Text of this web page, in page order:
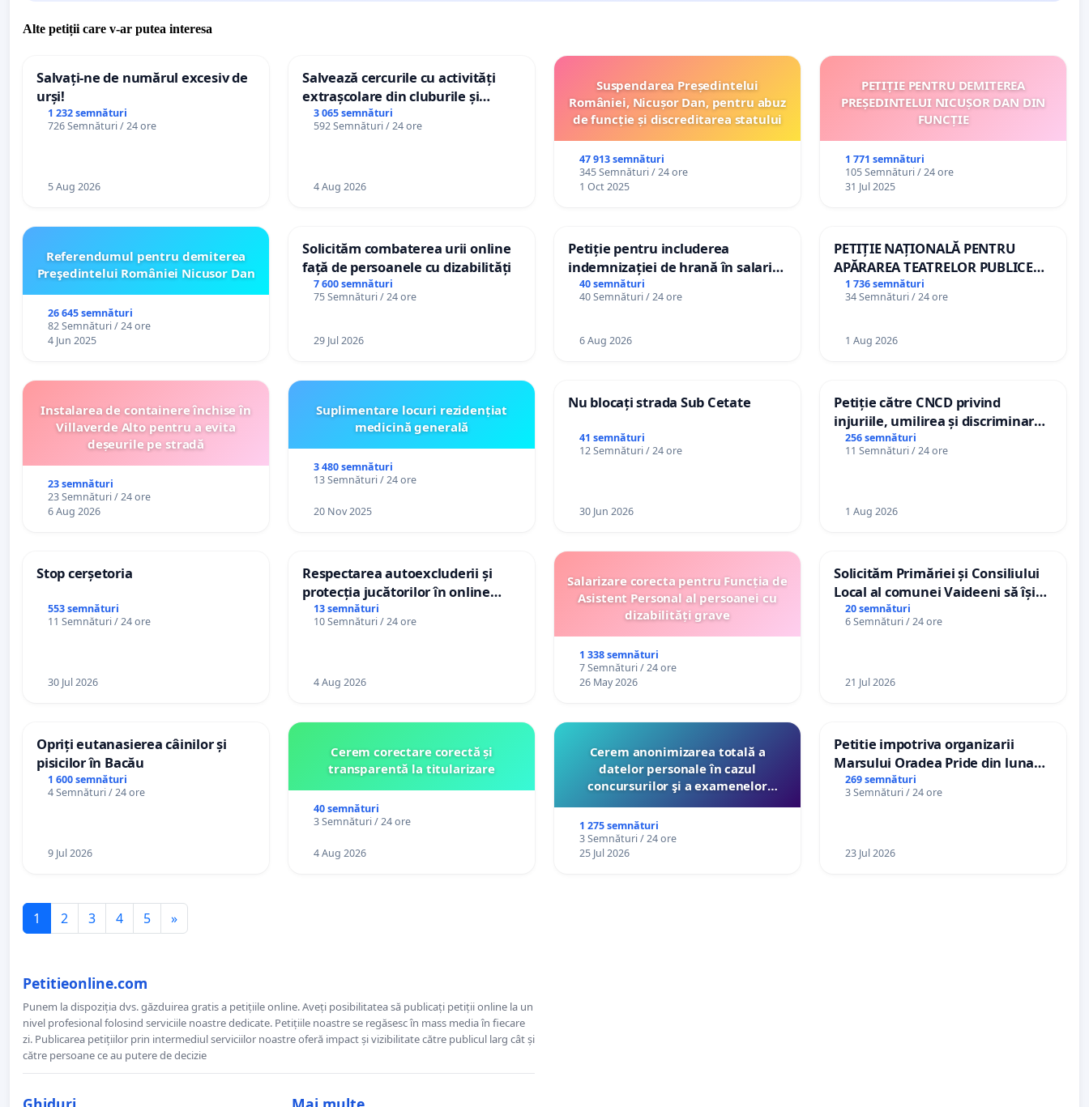
Alte petiții care v-ar putea interesa
Salvați-ne de numărul excesiv de
urși!
1 232 semnături
726 Semnături / 24 ore
5 Aug 2026
Salvează cercurile cu activități
extrașcolare din cluburile și
palatele copiilor
3 065 semnături
592 Semnături / 24 ore
4 Aug 2026
Suspendarea Președintelui
României, Nicușor Dan, pentru abuz
de funcție și discreditarea statului
47 913 semnături
345 Semnături / 24 ore
1 Oct 2025
PETIȚIE PENTRU DEMITEREA
PREȘEDINTELUI NICUȘOR DAN DIN
FUNCȚIE
1 771 semnături
105 Semnături / 24 ore
31 Jul 2025
Referendumul pentru demiterea
Preşedintelui României Nicusor Dan
26 645 semnături
82 Semnături / 24 ore
4 Jun 2025
Solicităm combaterea urii online
față de persoanele cu dizabilități
7 600 semnături
75 Semnături / 24 ore
29 Jul 2026
Petiție pentru includerea
indemnizației de hrană în salariul
de bază și protejarea gradațiilor
de vechime pentru asistenții
40 semnături
40 Semnături / 24 ore
6 Aug 2026
PETIȚIE NAȚIONALĂ PENTRU
APĂRAREA TEATRELOR PUBLICE
DE REPERTORIU DIN ROMÂNIA
1 736 semnături
34 Semnături / 24 ore
1 Aug 2026
Instalarea de containere închise în
Villaverde Alto pentru a evita
deșeurile pe stradă
23 semnături
23 Semnături / 24 ore
6 Aug 2026
Suplimentare locuri rezidențiat
medicină generală
3 480 semnături
13 Semnături / 24 ore
20 Nov 2025
Nu blocați strada Sub Cetate
41 semnături
12 Semnături / 24 ore
30 Jun 2026
Petiție către CNCD privind
injuriile, umilirea și discriminarea
persoanelor cu dizabilități de
către utilizatorul TikTok „Gorici”
256 semnături
11 Semnături / 24 ore
1 Aug 2026
Stop cerșetoria
553 semnături
11 Semnături / 24 ore
30 Jul 2026
Respectarea autoexcluderii și
protecția jucătorilor în online
casino
13 semnături
10 Semnături / 24 ore
4 Aug 2026
Salarizare corecta pentru Funcția de
Asistent Personal al persoanei cu
dizabilități grave
1 338 semnături
7 Semnături / 24 ore
26 May 2026
Solicităm Primăriei și Consiliului
Local al comunei Vaideeni să își
exercite efectiv atribuțiile legale
și să reprezinte interesele
20 semnături
6 Semnături / 24 ore
21 Jul 2026
Opriți eutanasierea câinilor și
pisicilor în Bacău
1 600 semnături
4 Semnături / 24 ore
9 Jul 2026
Cerem corectare corectă și
transparentă la titularizare
40 semnături
3 Semnături / 24 ore
4 Aug 2026
Cerem anonimizarea totală a
datelor personale în cazul
concursurilor şi a examenelor
către Ministerul Educaţiei
1 275 semnături
3 Semnături / 24 ore
25 Jul 2026
Petitie impotriva organizarii
Marsului Oradea Pride din luna
Iulie 2026
269 semnături
3 Semnături / 24 ore
23 Jul 2026
1 2 3 4 5 »
Petitieonline.com
Punem la dispoziția dvs. găzduirea gratis a petițiile online. Aveți posibilitatea să publicați petiții online la un
nivel profesional folosind serviciile noastre dedicate. Petițiile noastre se regăsesc în mass media în fiecare
zi. Publicarea petițiilor prin intermediul serviciilor noastre oferă impact și vizibilitate către publicul larg cât și
către persoane ce au putere de decizie